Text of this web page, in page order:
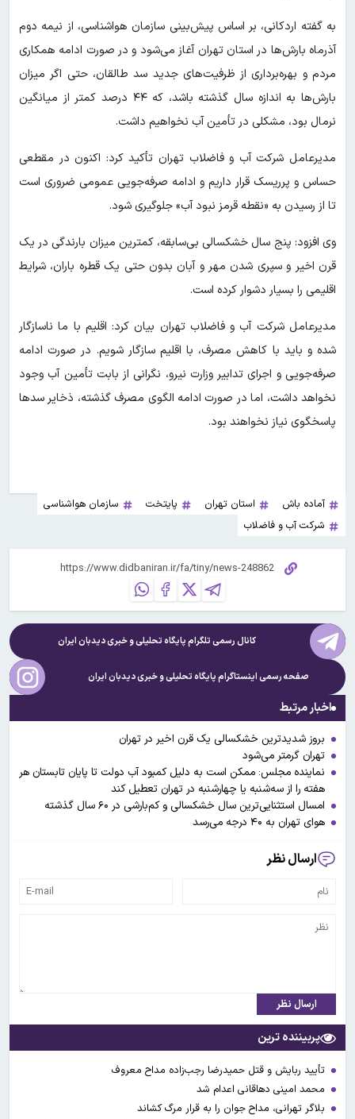
به گفته اردکانی، بر اساس پیش‌بینی سازمان هواشناسی، از نیمه دوم
آذرماه بارش‌ها در استان تهران آغاز می‌شود و در صورت ادامه همکاری
مردم و بهره‌برداری از ظرفیت‌های جدید سد طالقان، حتی اگر میزان
بارش‌ها به اندازه سال گذشته باشد، که ۴۴ درصد کمتر از میانگین
نرمال بود، مشکلی در تأمین آب نخواهیم داشت.
مدیرعامل شرکت آب و فاضلاب تهران تأکید کرد: اکنون در مقطعی
حساس و پرریسک قرار داریم و ادامه صرفه‌جویی عمومی ضروری است
تا از رسیدن به «نقطه قرمز نبود آب» جلوگیری شود.
وی افزود: پنج سال خشکسالی بی‌سابقه، کمترین میزان بارندگی در یک
قرن اخیر و سپری شدن مهر و آبان بدون حتی یک قطره باران، شرایط
اقلیمی را بسیار دشوار کرده است.
مدیرعامل شرکت آب و فاضلاب تهران بیان کرد: اقلیم با ما ناسازگار
شده و باید با کاهش مصرف، با اقلیم سازگار شویم. در صورت ادامه
صرفه‌جویی و اجرای تدابیر وزارت نیرو، نگرانی از بابت تأمین آب وجود
نخواهد داشت، اما در صورت ادامه الگوی مصرف گذشته، ذخایر سدها
پاسخگوی نیاز نخواهند بود.
آماده باش استان تهران پایتخت
سازمان هواشناسی
شرکت آب و فاضلاب
کانال رسمی تلگرام پایگاه تحلیلی و خبریدیدبان ایران
صفحه رسمی اینستاگرام پایگاه تحلیلی و خبریدیدبان ایران
اخبار مرتبط
بروز شدیدترین خشکسالی یک قرن اخیر در تهران
تهران گرمتر می‌شود
نماینده مجلس: ممکن است به دلیل کمبود آب دولت تا پایان تابستان هر
هفته را از سه‌‌شنبه یا چهارشنبه در تهران تعطیل کند
امسال استثنایی‌ترین سال خشکسالی و کم‌بارشی در ۶۰ سال گذشته
هوای تهران به ۴۰ درجه می‌رسد
ارسال نظر
ارسال نظر
پربیننده ترین
تأیید ربایش و قتل حمیدرضا رجب‌زاده مداح معروف
محمد امینی دهاقانی اعدام شد
بلاگر تهرانی، مداح جوان را به قرار مرگ کشاند